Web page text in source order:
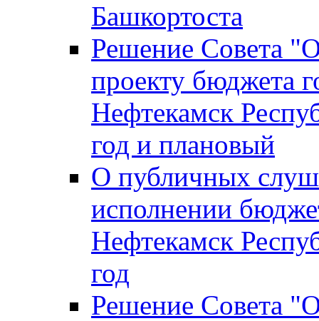
Башкортоста
Решение Совета
проекту бюджета
Нефтекамск
год и плановый
О публичных
исполнении
Нефтекамск
год
Решение Совета